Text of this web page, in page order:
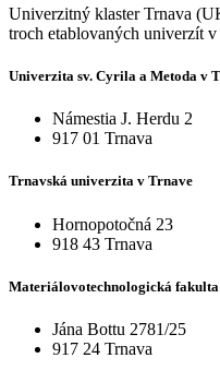
Univerzitný klaster Trnava
troch etablovaných univerzít
Univerzita sv. Cyrila a Metoda v
Námestia J. Herdu 2
917 01 Trnava
Trnavská univerzita v Trnave
Hornopotočná 23
918 43 Trnava
Materiálovotechnologická
Jána Bottu 2781/25
917 24 Trnava